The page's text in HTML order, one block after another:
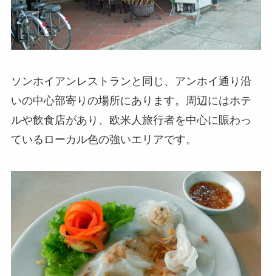
ソンホイアンレストランと同じ、アンホイ通り沿
いの中心部寄りの場所にあります。周辺にはホテ
ルや飲食店があり、欧米人旅行者を中心に賑わっ
ているローカル色の強いエリアです。